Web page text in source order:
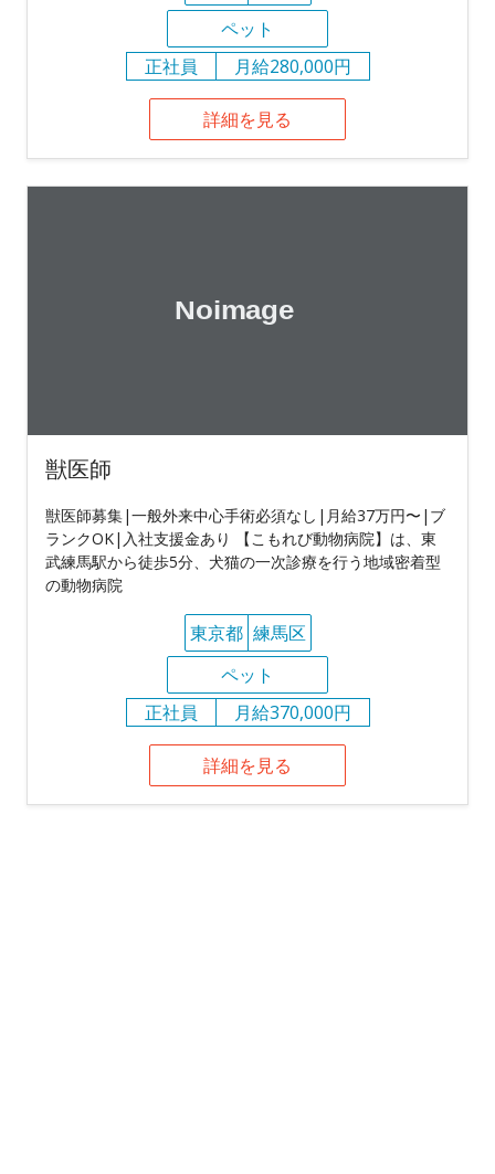
ペット
正社員
月給280,000円
詳細を見る
獣医師
獣医師募集|一般外来中心手術必須なし|月給37万円〜|ブ
ランクOK|入社支援金あり 【こもれび動物病院】は、東
武練馬駅から徒歩5分、犬猫の一次診療を行う地域密着型
の動物病院
東京都 練馬区
ペット
正社員
月給370,000円
詳細を見る